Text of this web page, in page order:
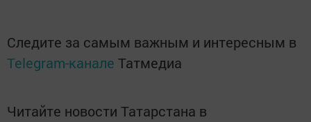
Следите за самым важным и интересным в
Telegram-канале Татмедиа
Читайте новости Татарстана в